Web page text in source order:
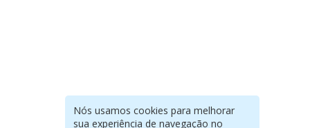
Nós usamos cookies para melhorar
sua experiência de navegação no